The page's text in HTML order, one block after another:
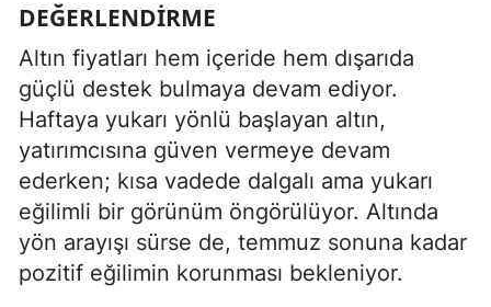
DEĞERLENDIRME
Altın fiyatları hem içeride hem dışarıda
güçlü destek bulmaya devam ediyor.
Haftaya yukarı yönlü başlayan altın,
yatırımcısına güven vermeye devam
ederken; kısa vadede dalgalı ama yukarı
eğilimli bir görünüm öngörülüyor. Altında
yön arayışı sürse de, temmuz sonuna kadar
pozitif eğilimin korunması bekleniyor.